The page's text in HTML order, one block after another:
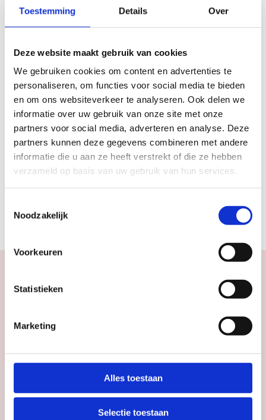
Toestemming Details Over
Deze website maakt gebruik van cookies
We gebruiken cookies om content en advertenties te
personaliseren, om functies voor social media te bieden
en om ons websiteverkeer te analyseren. Ook delen we
informatie over uw gebruik van onze site met onze
partners voor social media, adverteren en analyse. Deze
partners kunnen deze gegevens combineren met andere
informatie die u aan ze heeft verstrekt of die ze hebben
verzameld op basis van uw gebruik van hun services.
Noodzakelijk
Voorkeuren
Statistieken
Marketing
Alles toestaan
Selectie toestaan
Praktische informatie
2e Daalsedijk 6
ADVERTENTIE
Doloris Anoma Maze
Doloris Anoma Maze
Doloris Anoma Maze